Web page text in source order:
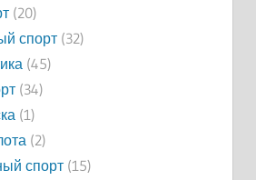
(20)
спорт(32)
(45)
(34)
(1)
(2)
спорт(15)